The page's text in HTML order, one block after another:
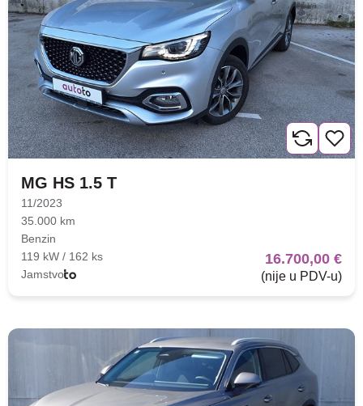
MG HS 1.5 T
11/2023
35.000 km
Benzin
119 kW / 162 ks
Jamstvo
16.700,00 €
(nije u PDV-u)
Nova lokacija - Slavonska
avenija 102, Resnik
Brza pretraga